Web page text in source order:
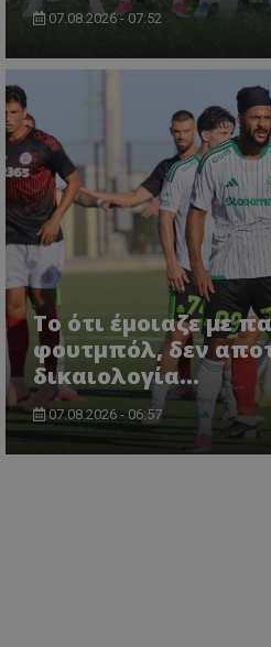
07.08.2026 - 07:52
Το ότι έμοιαζε με
φουτμπόλ, δεν
δικαιολογία…
07.08.2026 - 06:57